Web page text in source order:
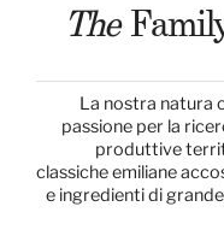
The
La nostra natura
passione per la
produttive
classiche emiliane
e ingredienti di